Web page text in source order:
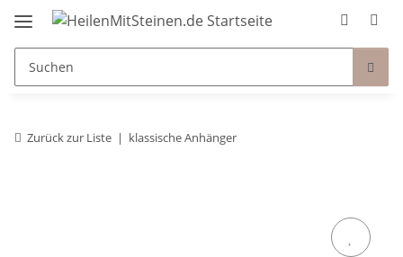
Zurück zur Liste klassische Anhänger